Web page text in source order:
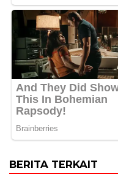
BERITA TERKAIT